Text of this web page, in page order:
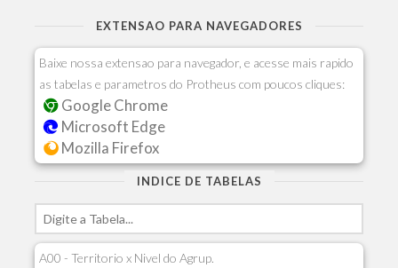
EXTENSAO PARA NAVEGADORES
Baixe nossa extensao para navegador, e acesse mais rapido
as tabelas e parametros do Protheus com poucos cliques:
Google Chrome
Microsoft Edge
Mozilla Firefox
INDICE DE TABELAS
A00 - Territorio x Nivel do Agrup.